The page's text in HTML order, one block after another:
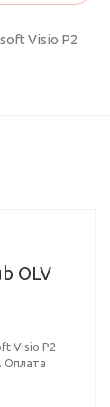
Visio P2
OLV
Visio P2
Оплата